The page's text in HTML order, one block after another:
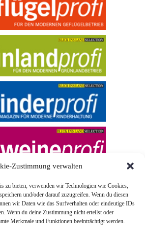
Zustimmung verwalten
zu bieten, verwenden wir Technologien wie Cookies,
und/oder darauf zuzugreifen. Wenn du diesen
wir Daten wie das Surfverhalten oder eindeutige IDs
Wenn du deine Zustimmung nicht erteilst oder
Merkmale und Funktionen beeinträchtigt werden.